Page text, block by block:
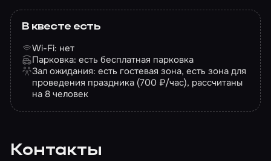
В квесте есть
Wi-Fi: нет
Парковка: есть бесплатная парковка
Зал ожидания: есть гостевая зона, есть зона для
проведения праздника (700 ₽/час), рассчитаны
на 8 человек
Контакты